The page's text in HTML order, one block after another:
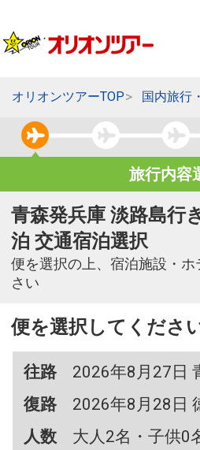
オリオンツアーTOP 国内旅行
旅行内容
青森発兵庫 淡路島行
泊 交通宿泊選択
便を選択の上、宿泊施設・
さい
便を選択してくださ
往路
2026年8月27日
復路
2026年8月28日
人数
大人2名・子供0